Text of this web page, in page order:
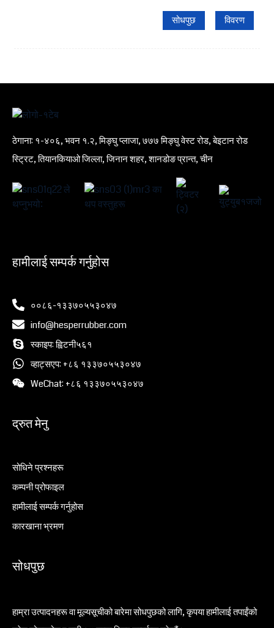
सोधपुछ विवरण
ठेगाना: १-४०६, भवन १.२, मिङ्घु प्लाजा, ७७७ मिङ्घु वेस्ट रोड, बेइटान रोड
स्ट्रिट, तियानकियाओ जिल्ला, जिनान शहर, शानडोङ प्रान्त, चीन
हामीलाई सम्पर्क गर्नुहोस
००८६-१३३७०५५३०४७
info@hesperrubber.com
स्काइप: ह्विटनी५६१
व्हाट्सएप: +८६ १३३७०५५३०४७
WeChat: +८६ १३३७०५५३०४७
द्रुत मेनु
सोधिने प्रश्नहरू
कम्पनी प्रोफाइल
हामीलाई सम्पर्क गर्नुहोस
कारखाना भ्रमण
सोधपुछ
हाम्रा उत्पादनहरू वा मूल्यसूचीको बारेमा सोधपुछको लागि, कृपया हामीलाई तपाईंको